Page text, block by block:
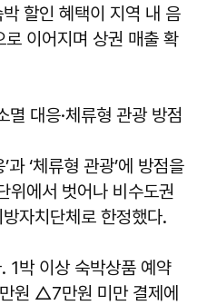
할인 혜택이 지역 내 음
로 이어지며 상권 매출 확
대응·체류형 관광 방점
과 ‘체류형 관광’에 방점을
위에서 벗어나 비수도권
자치단체로 한정했다.
1박 이상 숙박상품 예약
원 △7만원 미만 결제에